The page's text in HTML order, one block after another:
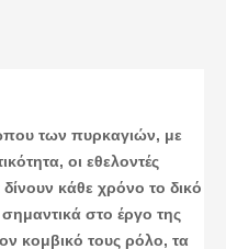
των πυρκαγιών, με
οι εθελοντές
κάθε χρόνο το δικό
στο έργο της
κομβικό τους ρόλο, τα